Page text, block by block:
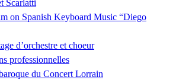
Scarlatti
on Spanish Keyboard Music “Diego
d’orchestre et choeur
professionnelles
du Concert Lorrain